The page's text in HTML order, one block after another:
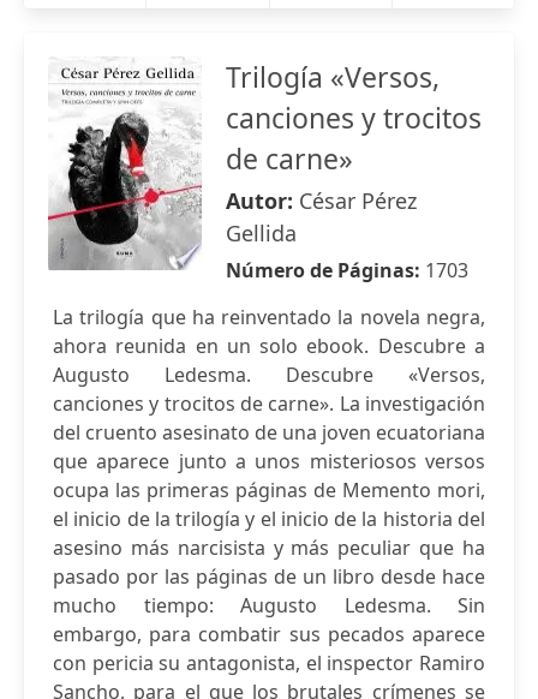
Trilogía «Versos,
canciones y trocitos
de carne»
Autor: César Pérez
Gellida
Número de Páginas: 1703
La trilogía que ha reinventado la novela negra,
ahora reunida en un solo ebook. Descubre a
Augusto Ledesma. Descubre «Versos,
canciones y trocitos de carne». La investigación
del cruento asesinato de una joven ecuatoriana
que aparece junto a unos misteriosos versos
ocupa las primeras páginas de Memento mori,
el inicio de la trilogía y el inicio de la historia del
asesino más narcisista y más peculiar que ha
pasado por las páginas de un libro desde hace
mucho tiempo: Augusto Ledesma. Sin
embargo, para combatir sus pecados aparece
con pericia su antagonista, el inspector Ramiro
Sancho, para el que los brutales crímenes se